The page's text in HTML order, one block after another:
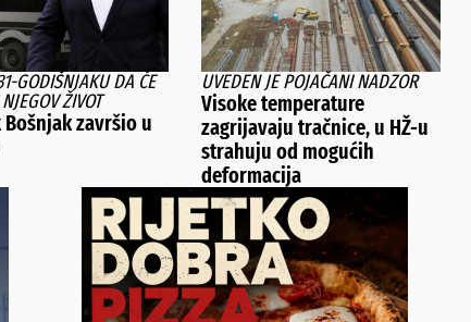
GODIŠNJAKU DA ĆE
ŽIVOT
Bošnjak završio u
UVEDEN JE POJAČANI NADZOR
Visoke temperature
zagrijavaju tračnice, u HŽ-u
strahuju od mogućih
deformacija